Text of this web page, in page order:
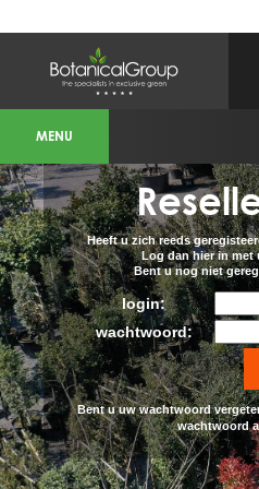
BOTANICALGROUP
WEBSITES
OLIJFBOOMSPECIALIST.NL
OLIJFBOOMSPECIALIST.BE
LESPECIALISTEDESOLIVIERS.FR
OLIVENBAUM.DE
DRZEWAOLIWNE.PL
OLIVETREESPECIALIST.COM
Bomen
BOMEN.NL
GROENBLIJVENDEBOMEN.NL
GROENBLIJVENDEBOMEN.BE
PALMBOMENSPECIALIST.NL
IMMERGRUENEBAEUME.DE
Botanicalgroup
BOTANICALGROUP.EU
BOTANICALGROUP.DE
BOTANICALGROUP.BE
MENU
Heeft u zich reeds
Log dan hier in met
Bent u nog niet
login:
wachtwoord:
Bent u uw wachtwoord
wachtwoord